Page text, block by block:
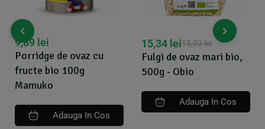
Porridge de ovaz cu
fructe bio 100g
Mamuko
9,89 lei
Adauga In Cos
Fulgi de ovaz mari bio,
500g - Obio
15,92lei
15,34 lei
Adauga In Cos